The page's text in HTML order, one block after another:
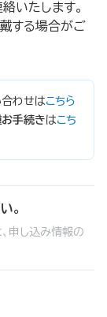
いたします。
する場合がご
わせはこちら
手続きはこち
。
、申し込み情報の